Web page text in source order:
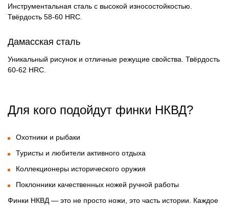
Инструментальная сталь с высокой износостойкостью.
Твёрдость 58-60 HRC.
Дамасская сталь
Уникальный рисунок и отличные режущие свойства. Твёрдость
60-62 HRC.
Для кого подойдут финки НКВД?
Охотники и рыбаки
Туристы и любители активного отдыха
Коллекционеры исторического оружия
Поклонники качественных ножей ручной работы
Финки НКВД— это не просто ножи, это часть истории. Каждое